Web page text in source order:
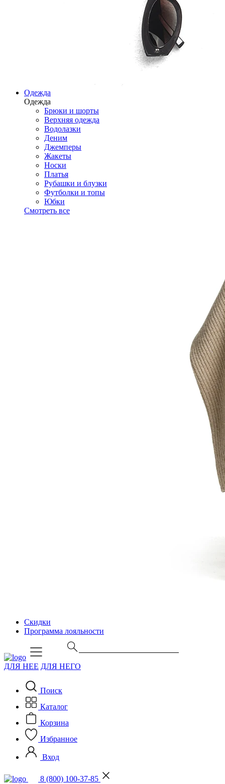
Одежда
Одежда
Брюки и шорты
Верхняя одежда
Водолазки
Деним
Джемперы
Жакеты
Носки
Платья
Рубашки и блузки
Футболки и топы
Юбки
Смотреть все
Скидки
Программа лояльности
ДЛЯ НЕЕ ДЛЯ НЕГО
Поиск
Каталог
Корзина
Избранное
Вход
8 (800) 100-37-85